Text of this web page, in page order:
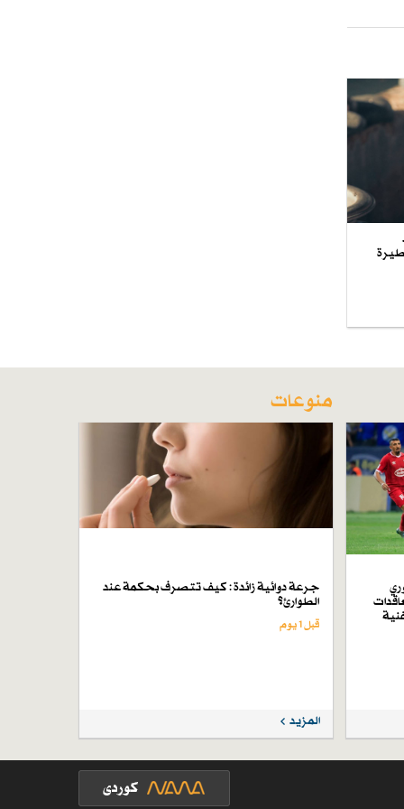
منوعات
جرعة دوائية زائدة : كيف تتصرف بحكمة عند
الطوارئ؟
قبل 1 یوم
المزيد